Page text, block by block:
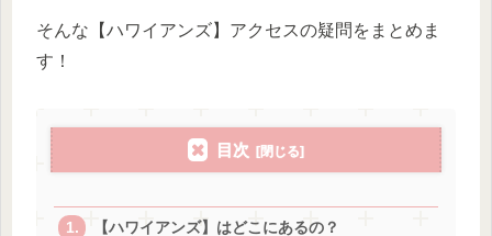
そんな【ハワイアンズ】アクセスの疑問をまとめま
す！
目次
【ハワイアンズ】はどこにあるの？